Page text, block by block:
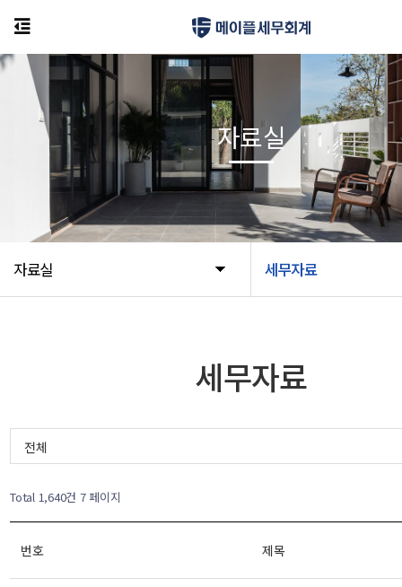
자료실 세무자료
자료실
세무자료
전체
Total 1,640건 7 페이지
번호 제목